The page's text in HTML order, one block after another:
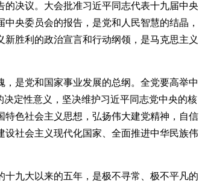
决议。大会批准习近平同志代表十九届中央
央委员会的报告，是党和人民智慧的结晶，
胜利的政治宣言和行动纲领，是马克思主义
是党和国家事业发展的总纲。全党要高举中
定性意义，坚决维护习近平同志党中央的核
色社会主义思想，弘扬伟大建党精神，自信
社会主义现代化国家、全面推进中华民族伟
九大以来的五年，是极不寻常、极不平凡的